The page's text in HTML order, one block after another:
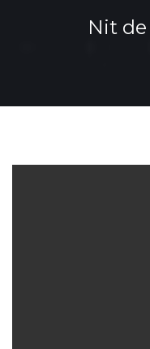
Nit